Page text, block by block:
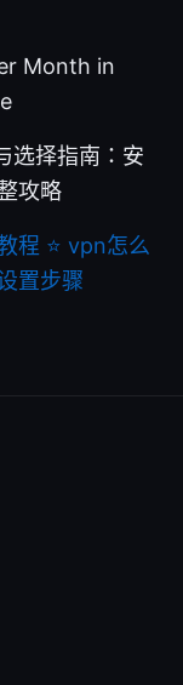
Month in
选择指南：安
攻略
程 ⭐ vpn怎么
置步骤